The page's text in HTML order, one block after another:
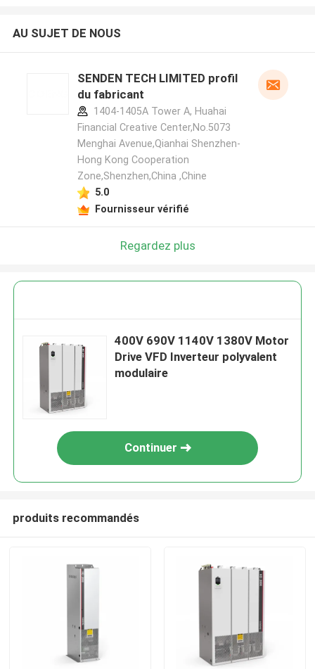
AU SUJET DE NOUS
SENDEN TECH LIMITED profil
du fabricant
1404-1405A Tower A, Huahai
Financial Creative Center,No.5073
Menghai Avenue,Qianhai Shenzhen-
Hong Kong Cooperation
Zone,Shenzhen,China ,Chine
5.0
Fournisseur vérifié
Regardez plus
400V 690V 1140V 1380V Motor
Drive VFD Inverteur polyvalent
modulaire
Continuer
produits recommandés